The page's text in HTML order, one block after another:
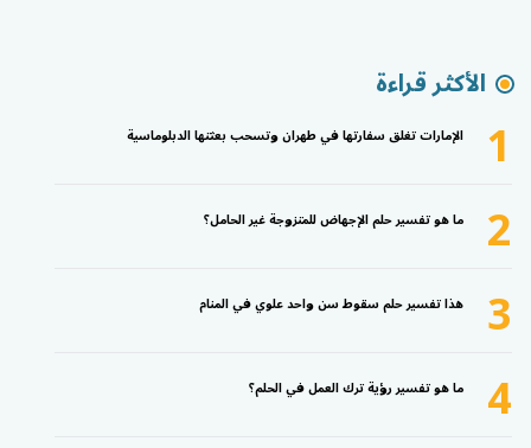
الأكثر قراءة
1 الإمارات تغلق سفارتها في طهران وتسحب بعثتها الدبلوماسية
2 ما هو تفسير حلم الإجهاض للمتزوجة غير الحامل؟
3 هذا تفسير حلم سقوط سن واحد علوي في المنام
4 ما هو تفسير رؤية ترك العمل في الحلم؟